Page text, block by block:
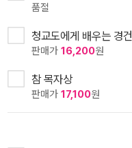
품절
청교도에게 배우는 경건
판매가 16,200원
참 목자상
판매가 17,100원